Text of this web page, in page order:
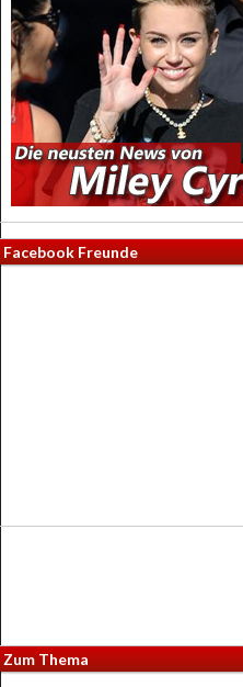
Facebook Freunde
Zum Thema